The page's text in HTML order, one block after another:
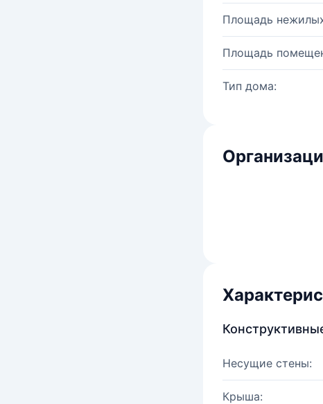
Площадь
Площадь
Тип дома:
Несущие стены:
Крыша: